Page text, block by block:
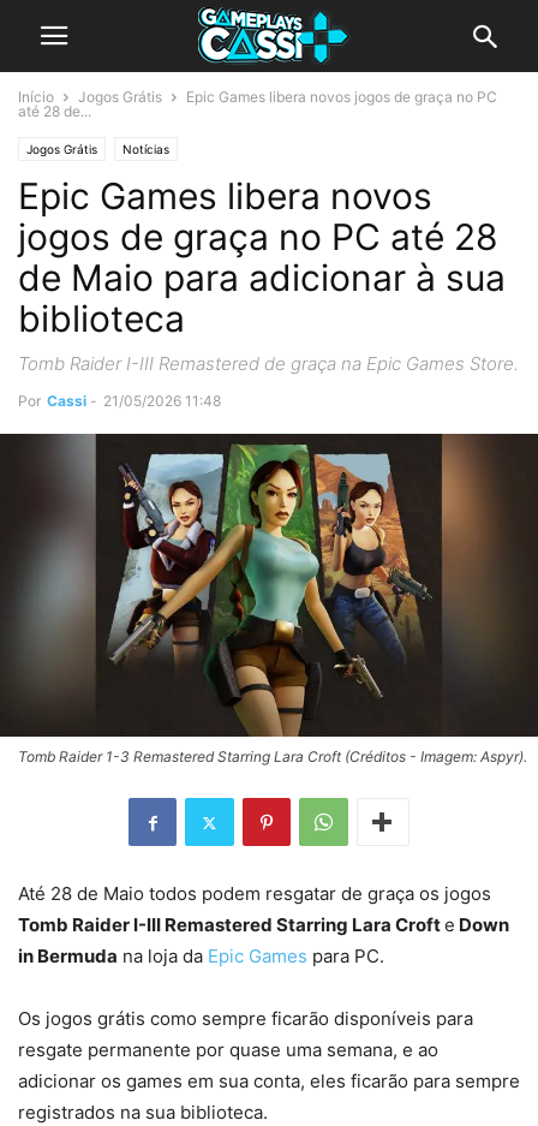
Início Jogos Grátis
Epic Games libera novos jogos de graça no PC
até 28 de...
Jogos Grátis Notícias
Epic Games libera novos
jogos de graça no PC até 28
de Maio para adicionar à sua
biblioteca
Tomb Raider I-III Remastered de graça na Epic Games Store.
Por Cassi - 21/05/2026 11:48
Tomb Raider 1-3 Remastered Starring Lara Croft (Créditos - Imagem: Aspyr).
Até 28 de Maio todos podem resgatar de graça os jogos
Tomb Raider I-III Remastered Starring Lara Crofte Down
in Bermuda na loja da Epic Games para PC.
Os jogos grátis como sempre ficarão disponíveis para
resgate permanente por quase uma semana, e ao
adicionar os games em sua conta, eles ficarão para sempre
registrados na sua biblioteca.